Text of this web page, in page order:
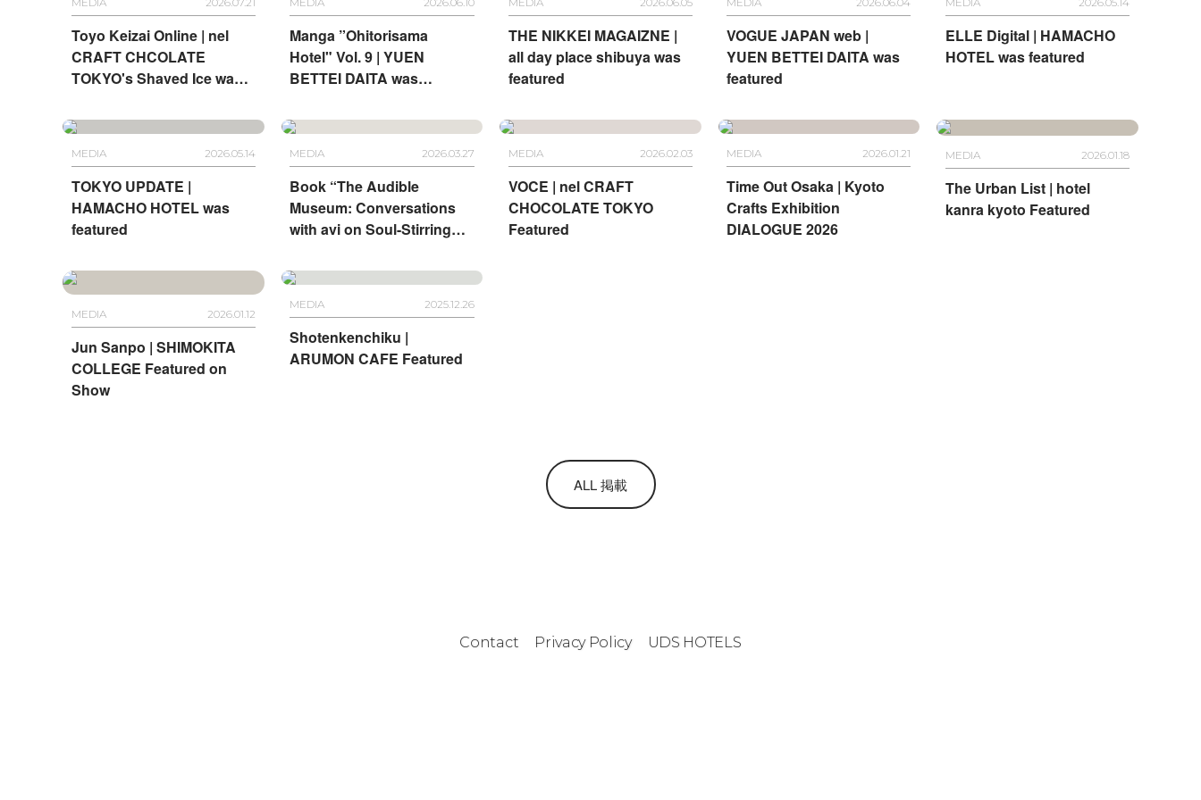
Toyo Keizai Online | nel
CRAFT CHCOLATE
TOKYO's Shaved Ice was
Manga ”Ohitorisama
Hotel" Vol. 9 | YUEN
BETTEI DAITA was
THE NIKKEI MAGAIZNE |
all day place shibuya was
featured
VOGUE JAPAN web |
YUEN BETTEI DAITA was
featured
ELLE Digital | HAMACHO
HOTEL was featured
MEDIA 2026.05.14
TOKYO UPDATE |
HAMACHO HOTEL was
featured
MEDIA 2026.03.27
Book “The Audible
Museum: Conversations
with avi on Soul-Stirring
KYOTO and HOTEL
MEDIA 2026.02.03
VOCE | nel CRAFT
CHOCOLATE TOKYO
Featured
MEDIA 2026.01.21
Time Out Osaka | Kyoto
Crafts Exhibition
DIALOGUE 2026
MEDIA 2026.01.18
The Urban List | hotel
kanra kyoto Featured
MEDIA 2026.01.12
Jun Sanpo | SHIMOKITA
COLLEGE Featured on
Show
MEDIA 2025.12.26
Shotenkenchiku |
ARUMON CAFE Featured
ALL 掲載
Contact Privacy Policy UDS HOTELS